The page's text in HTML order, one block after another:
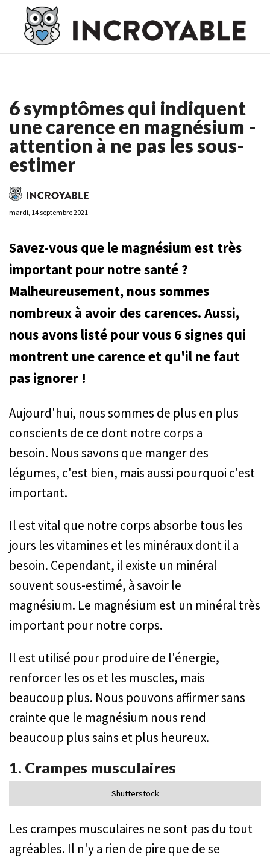
Casino En Ligne France
Casino En Ligne France
Ligne
6 symptômes qui indiquent
une carence en magnésium -
attention à ne pas les sous-
estimer
mardi, 14 septembre 2021
Savez-vous que le magnésium est très
important pour notre santé ?
Malheureusement, nous sommes
nombreux à avoir des carences. Aussi,
nous avons listé pour vous 6 signes qui
montrent une carence et qu'il ne faut
pas ignorer !
Aujourd'hui, nous sommes de plus en plus
conscients de ce dont notre corps a
besoin. Nous savons que manger des
légumes, c'est bien, mais aussi pourquoi c'est
important.
Il est vital que notre corps absorbe tous les
jours les vitamines et les minéraux dont il a
besoin. Cependant, il existe un minéral
souvent sous-estimé, à savoir le
magnésium. Le magnésium est un minéral très
important pour notre corps.
Il est utilisé pour produire de l'énergie,
renforcer les os et les muscles, mais
beaucoup plus. Nous pouvons affirmer sans
crainte que le magnésium nous rend
beaucoup plus sains et plus heureux.
1. Crampes musculaires
Shutterstock
Les crampes musculaires ne sont pas du tout
agréables. Il n'y a rien de pire que de se